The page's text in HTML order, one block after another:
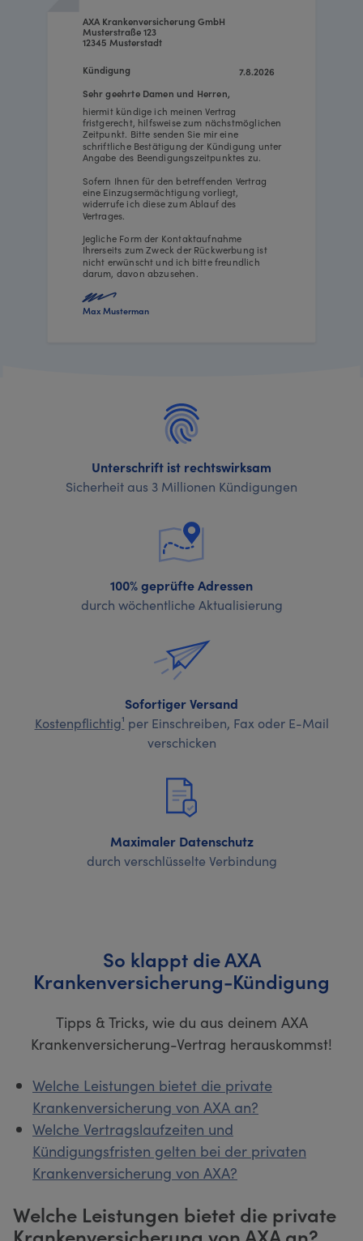
7.8.2026
AXA Krankenversicherung GmbH
Musterstraße 123
12345 Musterstadt
hiermit kündige ich meinen Vertrag
fristgerecht, hilfsweise zum nächstmöglichen
Zeitpunkt. Bitte senden Sie mir eine
schriftliche Bestätigung der Kündigung unter
Angabe des Beendigungszeitpunktes zu.
Sofern Ihnen für den betreffenden Vertrag
eine Einzugsermächtigung vorliegt,
widerrufe ich diese zum Ablauf des
Vertrages.
Jegliche Form der Kontaktaufnahme
Ihrerseits zum Zweck der Rückwerbung ist
nicht erwünscht und ich bitte freundlich
darum, davon abzusehen.
Sehr geehrte Damen und Herren,
Kündigung
Max Musterman
Unterschrift ist rechtswirksam
Sicherheit aus 3 Millionen Kündigungen
100% geprüfte Adressen
durch wöchentliche Aktualisierung
Sofortiger Versand
Kostenpflichtig¹ per Einschreiben, Fax oder E-Mail
verschicken
Maximaler Datenschutz
durch verschlüsselte Verbindung
So klappt die AXA
Krankenversicherung-Kündigung
Tipps & Tricks, wie du aus deinem AXA
Krankenversicherung-Vertrag herauskommst!
Welche Leistungen bietet die private
Krankenversicherung von AXA an?
Welche Vertragslaufzeiten und
Kündigungsfristen gelten bei der privaten
Krankenversicherung von AXA?
Welche Leistungen bietet die private
Krankenversicherung von AXA an?